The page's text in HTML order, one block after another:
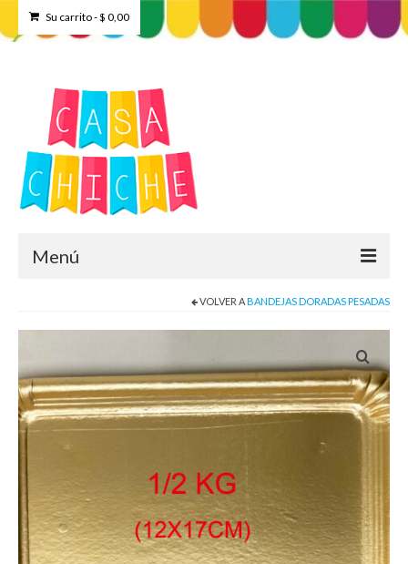
Su carrito-$ 0,00
Menú
Contacto
Como Registrarse
Finalizar compra
VOLVER ABANDEJAS DORADAS PESADAS